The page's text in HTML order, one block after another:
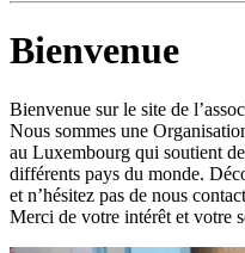
Bienvenue
Bienvenue sur le site de
Nous sommes une
au Luxembourg qui soutient
différents pays du monde.
et n’hésitez pas de nous
Merci de votre intérêt et votre